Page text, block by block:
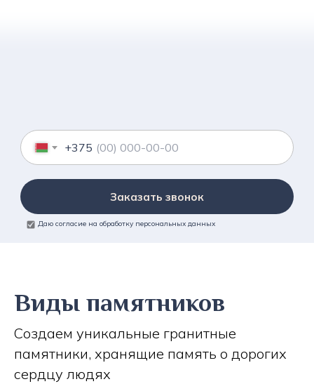
+375
Заказать звонок
Даю согласие на обработку персональных данных
Виды памятников
Создаем уникальные гранитные
памятники, хранящие память о дорогих
сердцу людях